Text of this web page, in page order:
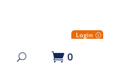
Login
0